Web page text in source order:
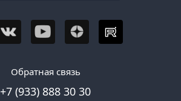
Обратная связь
+7 (933) 888 30 30